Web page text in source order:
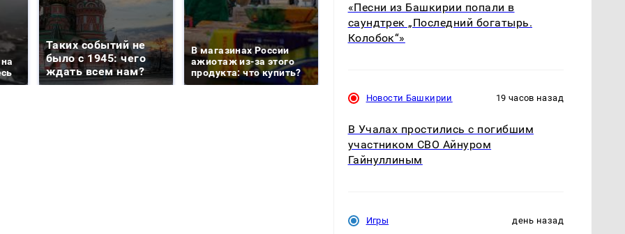
Таких событий не
было с 1945: чего
ждать всем нам?
В магазинах России
ажиотаж из-за этого
продукта: что купить?
СМИ: В Химках на
полицейскую
«Песни из Башкирии попали в
саундтрек „Последний богатырь.
Колобок“»
Новости Башкирии 19 часов назад
В Учалах простились с погибшим
участником СВО Айнуром
Гайнуллиным
Игры день назад